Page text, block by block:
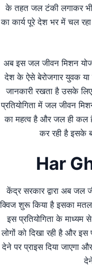
के तहत जल टंकी लगाकर भी
का कार्य पूरे देश भर में चल
अब इस जल जीवन मिशन
देश के ऐसे बेरोजगार युवक या
जानकारी रखता है उसके
प्रतियोगिता में जल जीवन
का महत्व है और जल ही कल
कर रही है इसके
Har
केंद्र सरकार द्वारा अब
क्विज शुरू किया है इसका
इस प्रतियोगिता के
लोगों को दिखा रही है और इस
देने पर प्राइस दिया जाएगा